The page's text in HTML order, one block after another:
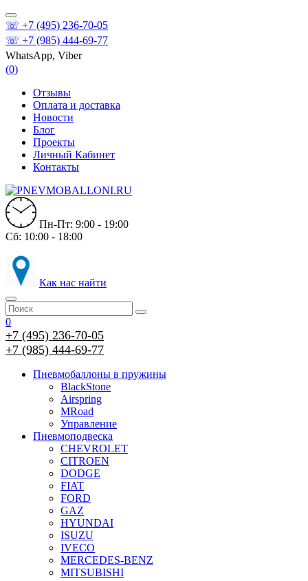
☏ +7 (495) 236-70-05
☏ +7 (985) 444-69-77
WhatsApp, Viber
(0)
Отзывы
Оплата и доставка
Новости
Блог
Проекты
Личный Кабинет
Контакты
Пн-Пт: 9:00 - 19:00
Сб: 10:00 - 18:00
Как нас найти
0
+7 (495) 236-70-05
+7 (985) 444-69-77
Пневмобаллоны в пружины
BlackStone
Airspring
MRoad
Управление
Пневмоподвеска
CHEVROLET
CITROEN
DODGE
FIAT
FORD
GAZ
HYUNDAI
ISUZU
IVECO
MERCEDES-BENZ
MITSUBISHI